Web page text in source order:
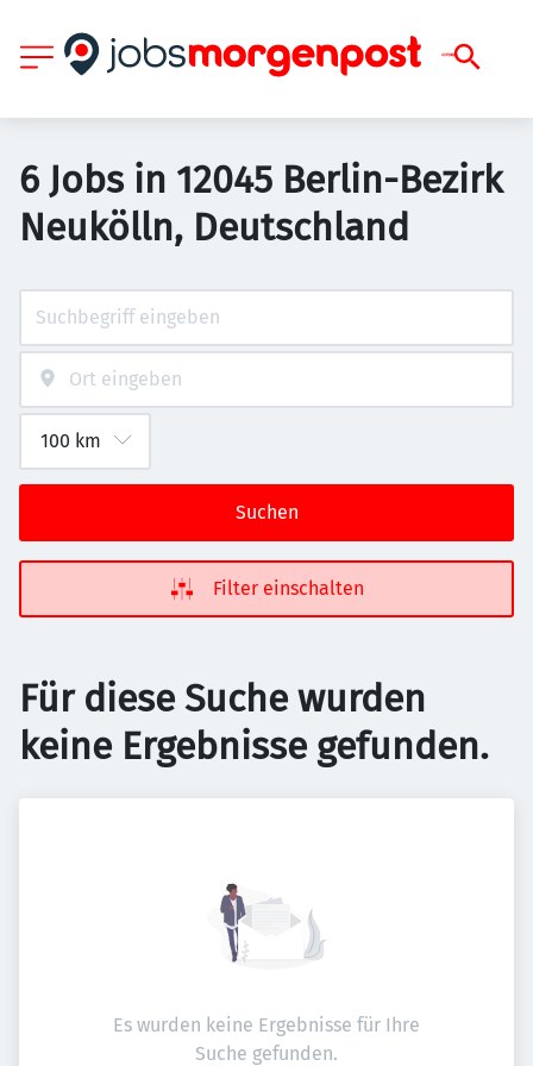
6 Jobs in 12045 Berlin-Bezirk
Neukölln, Deutschland
Suchen
Filter einschalten
Für diese Suche wurden
keine Ergebnisse gefunden.
Es wurden keine Ergebnisse für Ihre
Suche gefunden.